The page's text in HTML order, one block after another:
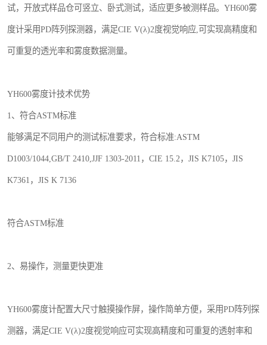
试，开放式样品仓可竖立、卧式测试，适应更多被测样品。YH600雾
度计采用PD阵列探测器，满足CIE V(λ)2度视觉响应,可实现高精度和
可重复的透光率和雾度数据测量。
YH600雾度计技术优势
1、符合ASTM标准
能够满足不同用户的测试标准要求，符合标准:ASTM
D1003/1044,GB/T 2410,JJF 1303-2011，CIE 15.2，JIS K7105，JIS
K7361，JIS K 7136
符合ASTM标准
2、易操作，测量更快更准
YH600雾度计配置大尺寸触摸操作屏，操作简单方便，采用PD阵列探
测器，满足CIE V(λ)2度视觉响应可实现高精度和可重复的透射率和